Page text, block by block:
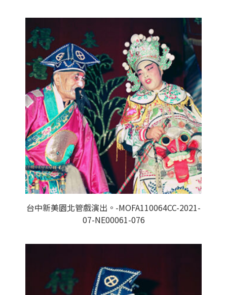
台中新美園北管戲演出。-MOFA110064CC-2021-
07-NE00061-076